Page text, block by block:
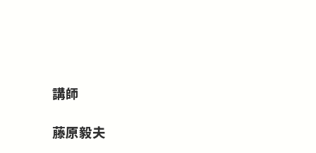
講師
藤原毅夫